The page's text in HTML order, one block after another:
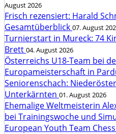
August 2026
Frisch rezensiert: Harald
Gesamtüberblick 07. August
Turnierstart in Mureck: 74
Brett 04. August 2026
Österreichs U18-Team bei
Europameisterschaft in
Seniorenschach:
Unterkärnten 01. August 2026
Ehemalige Weltmeisterin
bei Trainingswoche und
European Youth Team